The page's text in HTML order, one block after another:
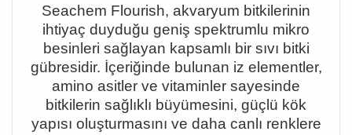
Seachem Flourish, akvaryum bitkilerinin
ihtiyaç duyduğu geniş spektrumlu mikro
besinleri sağlayan kapsamlı bir sıvı bitki
gübresidir. İçeriğinde bulunan iz elementler,
amino asitler ve vitaminler sayesinde
bitkilerin sağlıklı büyümesini, güçlü kök
yapısı oluşturmasını ve daha canlı renklere